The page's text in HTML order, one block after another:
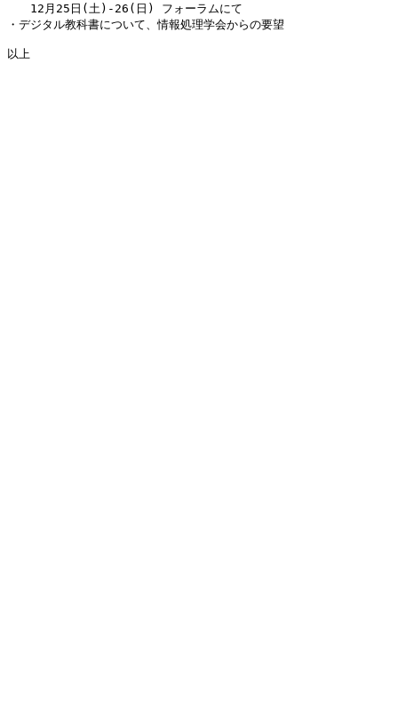
12月25日(土)-26(日) フォーラムにて
・デジタル教科書について、情報処理学会からの要望
以上